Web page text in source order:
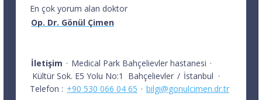
En çok yorum alan doktor
Op. Dr. Gönül Çimen
İletişim · Medical Park Bahçelievler hastanesi ·
Kültür Sok. E5 Yolu No:1
Bahçelievler / İstanbul ·
Telefon : +90 530 066 04 65 · bilgi@gonulcimen.dr.tr